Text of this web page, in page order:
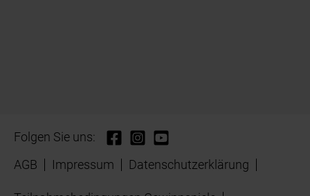
Folgen Sie uns:
AGB
Impressum Datenschutzerklärung